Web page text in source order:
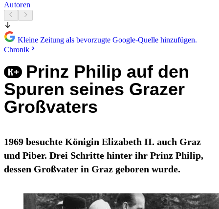
Autoren
Kleine Zeitung als bevorzugte Google-Quelle hinzufügen.
Chronik
Prinz Philip auf den
Spuren seines Grazer
Großvaters
1969 besuchte Königin Elizabeth II. auch Graz
und Piber. Drei Schritte hinter ihr Prinz Philip,
dessen Großvater in Graz geboren wurde.